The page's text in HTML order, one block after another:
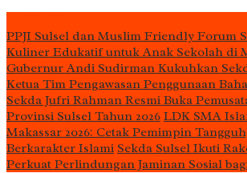
PPJI Sulsel dan Muslim Friendly Forum
Kuliner Edukatif untuk Anak Sekolah di
Gubernur Andi Sudirman Kukuhkan
Ketua Tim Pengawasan Penggunaan
Sekda Jufri Rahman Resmi Buka
Provinsi Sulsel Tahun 2026 LDK SMA
Makassar 2026: Cetak Pemimpin
Berkarakter Islami Sekda Sulsel Ikuti
Perkuat Perlindungan Jaminan Sosial